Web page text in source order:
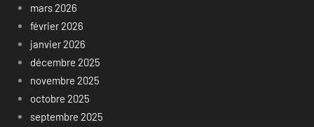
mars 2026
février 2026
janvier 2026
décembre 2025
novembre 2025
octobre 2025
septembre 2025